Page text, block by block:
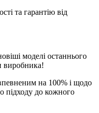
та гарантію від
моделі останнього
виробника!
на 100% і щодо
підходу до кожного